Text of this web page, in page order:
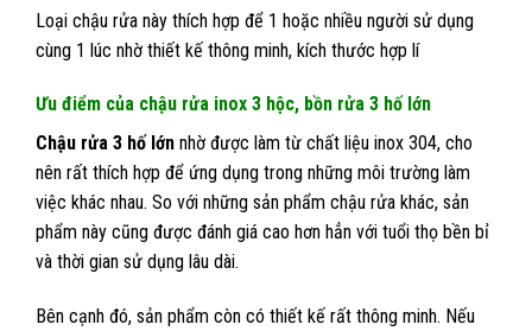
Loại chậu rửa này thích hợp để 1 hoặc nhiều người sử dụng
cùng 1 lúc nhờ thiết kế thông minh, kích thước hợp lí
Ưu điểm của chậu rửa inox 3 hộc, bồn rửa 3 hố lớn
Chậu rửa 3 hố lớn nhờ được làm từ chất liệu inox 304, cho
nên rất thích hợp để ứng dụng trong những môi trường làm
việc khác nhau. So với những sản phẩm chậu rửa khác, sản
phẩm này cũng được đánh giá cao hơn hẳn với tuổi thọ bền bỉ
và thời gian sử dụng lâu dài.
Bên cạnh đó, sản phẩm còn có thiết kế rất thông minh. Nếu